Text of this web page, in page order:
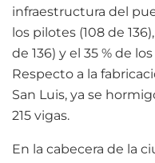
infraestructura del
los pilotes (108 de
de 136) y el 35 % de
Respecto a la
San Luis, ya se
215 vigas.
En la cabecera de la